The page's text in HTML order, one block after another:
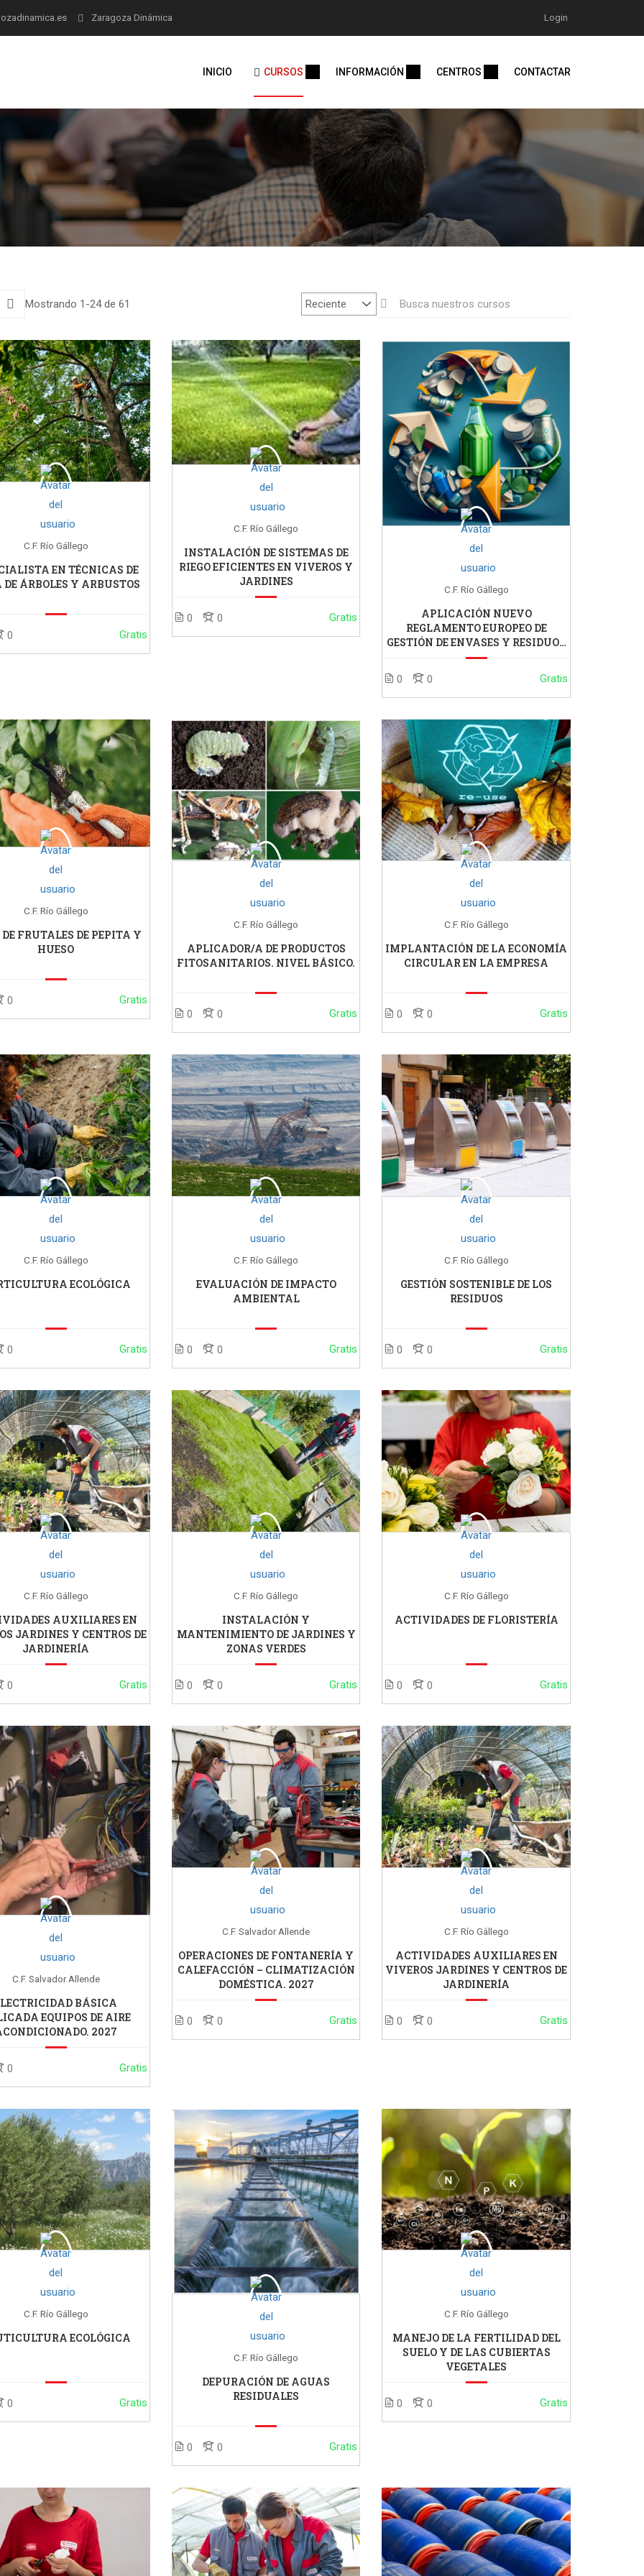
Zaragoza Dinámica Login
INICIO CURSOS INFORMACIÓN CENTROS CONTACTAR
Mostrando 1-24 de 61
C.F. Río Gállego
EN TÉCNICAS DE
DE ÁRBOLES Y ARBUSTOS
0 Gratis
C.F. Río Gállego
INSTALACIÓN DE SISTEMAS DE
RIEGO EFICIENTES EN VIVEROS Y
JARDINES
0 0 Gratis
C.F. Río Gállego
APLICACIÓN NUEVO
REGLAMENTO EUROPEO DE
GESTIÓN DE ENVASES Y RESIDUOS
DE ENVASES
0 0 Gratis
C.F. Río Gállego
FRUTALES DE PEPITA Y
HUESO
0 Gratis
C.F. Río Gállego
APLICADOR/A DE PRODUCTOS
FITOSANITARIOS. NIVEL BÁSICO.
0 0 Gratis
C.F. Río Gállego
IMPLANTACIÓN DE LA ECONOMÍA
CIRCULAR EN LA EMPRESA
0 0 Gratis
C.F. Río Gállego
ECOLÓGICA
0 Gratis
C.F. Río Gállego
EVALUACIÓN DE IMPACTO
AMBIENTAL
0 0 Gratis
C.F. Río Gállego
GESTIÓN SOSTENIBLE DE LOS
RESIDUOS
0 0 Gratis
C.F. Río Gállego
AUXILIARES EN
JARDINES Y CENTROS DE
JARDINERÍA
0 Gratis
C.F. Río Gállego
INSTALACIÓN Y
MANTENIMIENTO DE JARDINES Y
ZONAS VERDES
0 0 Gratis
C.F. Río Gállego
ACTIVIDADES DE FLORISTERÍA
0 0 Gratis
C.F. Salvador Allende
BÁSICA
EQUIPOS DE AIRE
2027
0 Gratis
C.F. Salvador Allende
OPERACIONES DE FONTANERÍA Y
CALEFACCIÓN – CLIMATIZACIÓN
DOMÉSTICA. 2027
0 0 Gratis
C.F. Río Gállego
ACTIVIDADES AUXILIARES EN
VIVEROS JARDINES Y CENTROS DE
JARDINERÍA
0 0 Gratis
C.F. Río Gállego
ECOLÓGICA
0 Gratis
C.F. Río Gállego
DEPURACIÓN DE AGUAS
RESIDUALES
0 0 Gratis
C.F. Río Gállego
MANEJO DE LA FERTILIDAD DEL
SUELO Y DE LAS CUBIERTAS
VEGETALES
0 0 Gratis